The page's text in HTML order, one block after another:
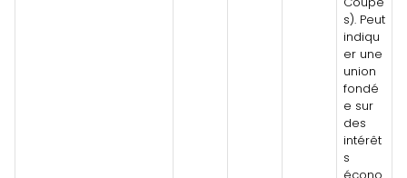
s). Peut
indiqu
er une
union
fondé
e sur
des
intérêt
s